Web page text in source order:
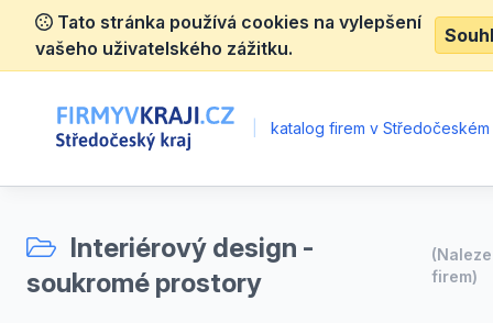
Tato stránka používá cookies na vylepšení
vašeho uživatelského zážitku.
katalog firem v Středočeském
Interiérový design -
soukromé prostory
firem)